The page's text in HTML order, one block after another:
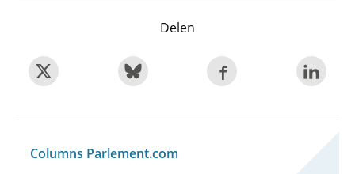
Delen
Columns Parlement.com